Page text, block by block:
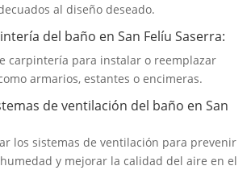
al diseño deseado.
del baño en San Felíu Saserra:
carpintería para instalar o reemplazar
armarios, estantes o encimeras.
de ventilación del baño en San
los sistemas de ventilación para prevenir
y mejorar la calidad del aire en el